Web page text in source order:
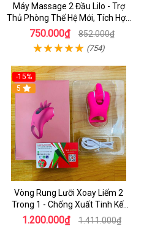
Máy Massage 2 Đầu Lilo - Trợ
Thủ Phòng Thế Hệ Mới, Tích Hợp
Tính Năng Sưởi Ấm & 10 Chế Độ
Rung
750.000₫ 852.000₫
(754)
-15%
5
Vòng Rung Lưỡi Xoay Liếm 2
Trong 1 - Chống Xuất Tinh Kết
Hợp Kích Thích Điêm G
1.200.000₫ 1.411.000₫